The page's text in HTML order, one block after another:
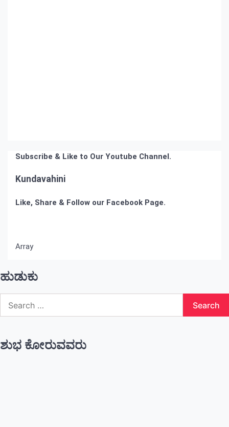
Subscribe & Like to Our Youtube Channel.
Kundavahini
Like, Share & Follow our Facebook Page.
Array
ಹುಡುಕು
for:
ಶುಭ ಕೋರುವವರು